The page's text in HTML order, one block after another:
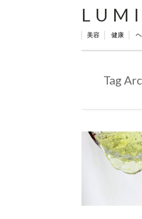
美容 健康
Tag